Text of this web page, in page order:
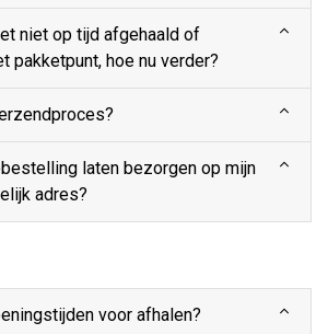
niet op tijd afgehaald of
pakketpunt, hoe nu verder?
laten bezorgen op mijn
adres?
voor afhalen?